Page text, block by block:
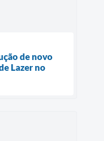
de novo
Lazer no